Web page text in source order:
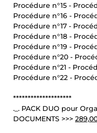
Procédure n°15 -
Procédure n°16 -
Procédure n°17 -
Procédure n°18 -
Procédure n°19 -
Procédure n°20 -
Procédure n°21 -
Procédure n°22 -
********************
._. PACK DUO pour
DOCUMENTS >>>